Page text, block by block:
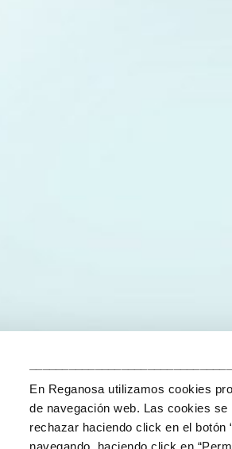
En Reganosa utilizamos cookies
de navegación web. Las cookies se
rechazar haciendo click en el botón